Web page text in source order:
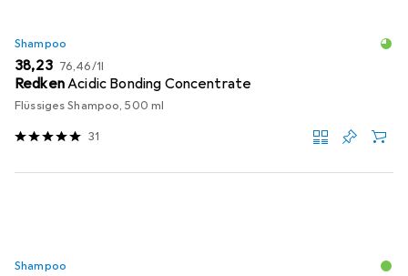
Shampoo
EUR
38,23 EUR
76,46/1l
RedkenAcidic Bonding Concentrate
Flüssiges Shampoo, 500 ml
31
Shampoo